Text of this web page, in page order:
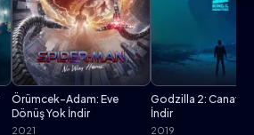
Örümcek-Adam: Eve
Dönüş Yok İndir
2021
Godzilla 2:
İndir
2019